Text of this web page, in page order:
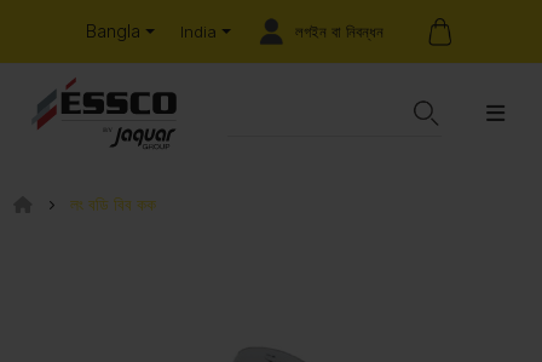
Bangla India লগইন বা নিবন্ধন
লং বডি বিব কক